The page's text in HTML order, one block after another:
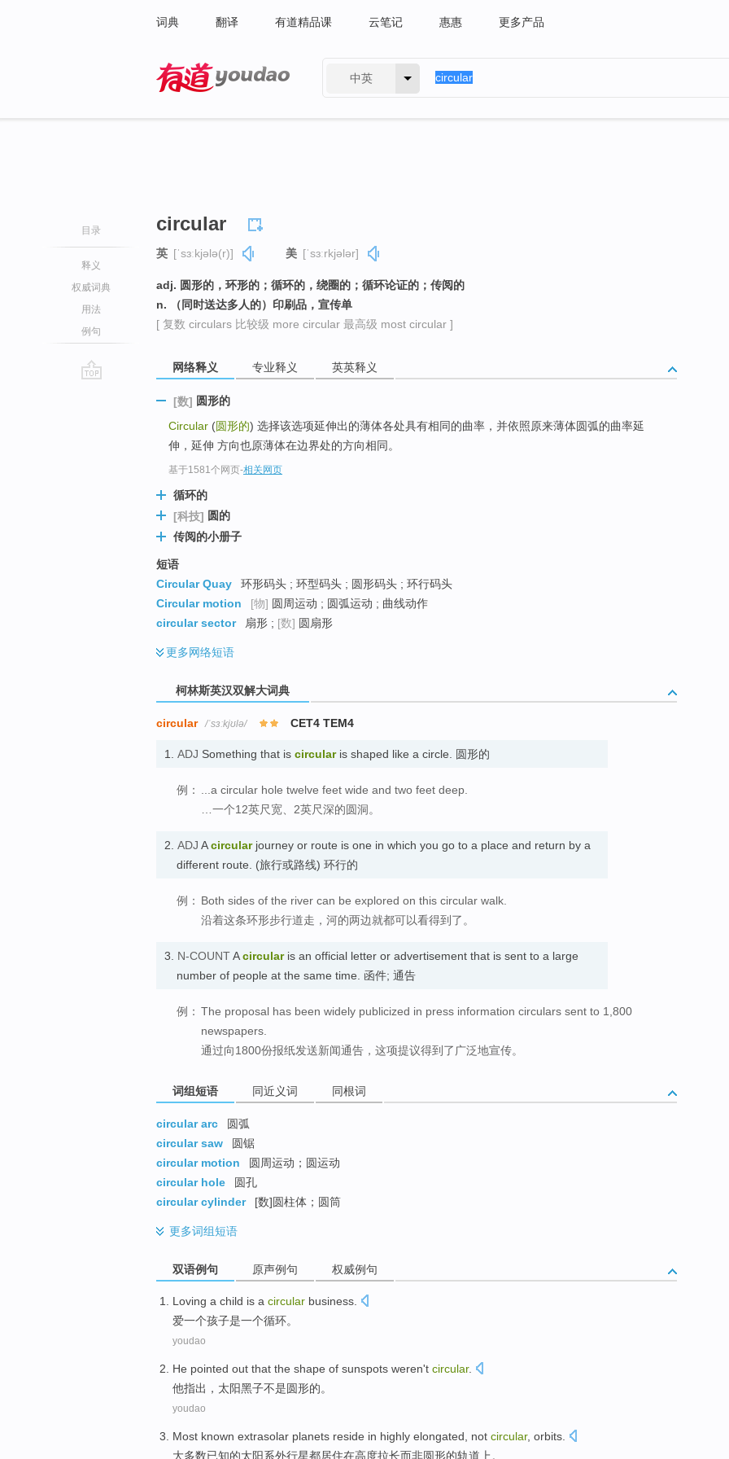
词典 翻译 有道精品课 云笔记 惠惠 更多产品
中英
目录
释义
权威词典
用法
例句
circular
英 [ˈsɜːkjələ(r)] 美 [ˈsɜːrkjələr]
adj. 圆形的，环形的；循环的，绕圈的；循环论证的；传阅的
n. （同时送达多人的）印刷品，宣传单
[ 复数 circulars 比较级 more circular 最高级 most circular ]
网络释义 专业释义 英英释义
[数] 圆形的
Circular (圆形的) 选择该选项延伸出的薄体各处具有相同的曲率，并依照原来薄体圆弧的曲率延
伸，延伸 方向也原薄体在边界处的方向相同。
基于1581个网页-相关网页
循环的
[科技] 圆的
传阅的小册子
短语
Circular Quay
环形码头 ; 环型码头 ; 圆形码头 ; 环行码头
Circular motion
[物] 圆周运动 ; 圆弧运动 ; 曲线动作
circular sector
扇形 ; [数] 圆扇形
更多网络短语
柯林斯英汉双解大词典
circular /ˈsɜːkjʊlə/ CET4 TEM4
1. ADJ Something that is circularis shaped like a circle. 圆形的
例：
...a circular hole twelve feet wide and two feet deep.
…一个12英尺宽、2英尺深的圆洞。
2. ADJ Acircularjourney or route is one in which you go to a place and return by a
different route. (旅行或路线) 环行的
例： Both sides of the river can be explored on this circular walk.
沿着这条环形步行道走，河的两边就都可以看得到了。
3. N-COUNTAcircularis an official letter or advertisement that is sent to a large
number of people at the same time. 函件; 通告
例： The proposal has been widely publicized in press information circulars sent to 1,800
newspapers.
通过向1800份报纸发送新闻通告，这项提议得到了广泛地宣传。
词组短语 同近义词 同根词
circular arc
圆弧
circular saw
圆锯
circular motion
圆周运动；圆运动
circular hole
圆孔
circular cylinder
[数]圆柱体；圆筒
更多词组短语
双语例句 原声例句 权威例句
Loving a child is a circular business.
爱一个孩子是一个循环。
youdao
He pointed out that the shape of sunspots weren't circular.
他指出 ， 太阳黑子不是圆形的。
youdao
Most known extrasolar planets reside in highly elongated not circular, orbits
大多数已知的太阳系外行星都居住在高度拉长而非圆形的轨道上 。